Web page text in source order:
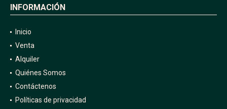
INFORMACIÓN
Inicio
Venta
Alquiler
Quiénes Somos
Contáctenos
Políticas de privacidad